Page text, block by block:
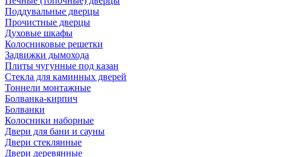
Поддувальные дверцы
Прочистные дверцы
Духовые шкафы
Колосниковые решетки
Задвижки дымохода
Плиты чугунные под казан
Стекла для каминных дверей
Тоннели монтажные
Болванка-кирпич
Болванки
Колосники наборные
Двери для бани и сауны
Двери стеклянные
Двери деревянные